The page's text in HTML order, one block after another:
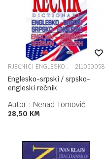
RJEČNICI ENGLESKOG JEZIKA 211050058
Englesko-srpski / srpsko-
engleski rečnik
Autor : Nenad Tomović
28,50 KM